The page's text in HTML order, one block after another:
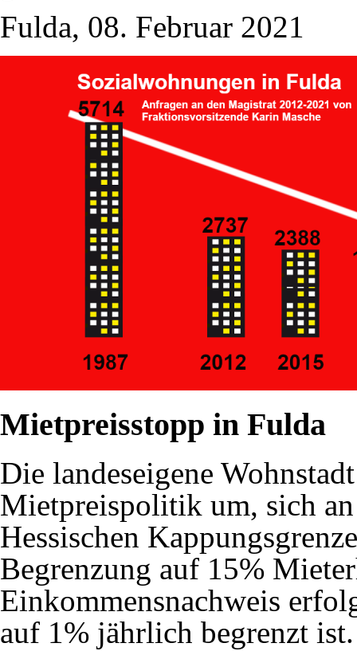
Fulda, 08. Februar 2021
Mietpreisstopp in Fulda
Die landeseigene
Mietpreispolitik um, sich
Hessischen
Begrenzung auf 15%
Einkommensnachweis
auf 1% jährlich begrenzt ist.